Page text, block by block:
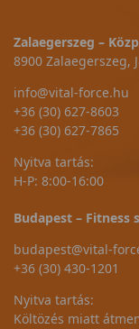
Zalaegerszeg –
8900 Zalaegerszeg,
info@vital-force.hu
+36 (30) 627-8603
+36 (30) 627-7865
Nyitva tartás:
H-P: 8:00-16:00
Budapest – Fitness
budapest@vital-
+36 (30) 430-1201
Nyitva tartás:
Költözés miatt